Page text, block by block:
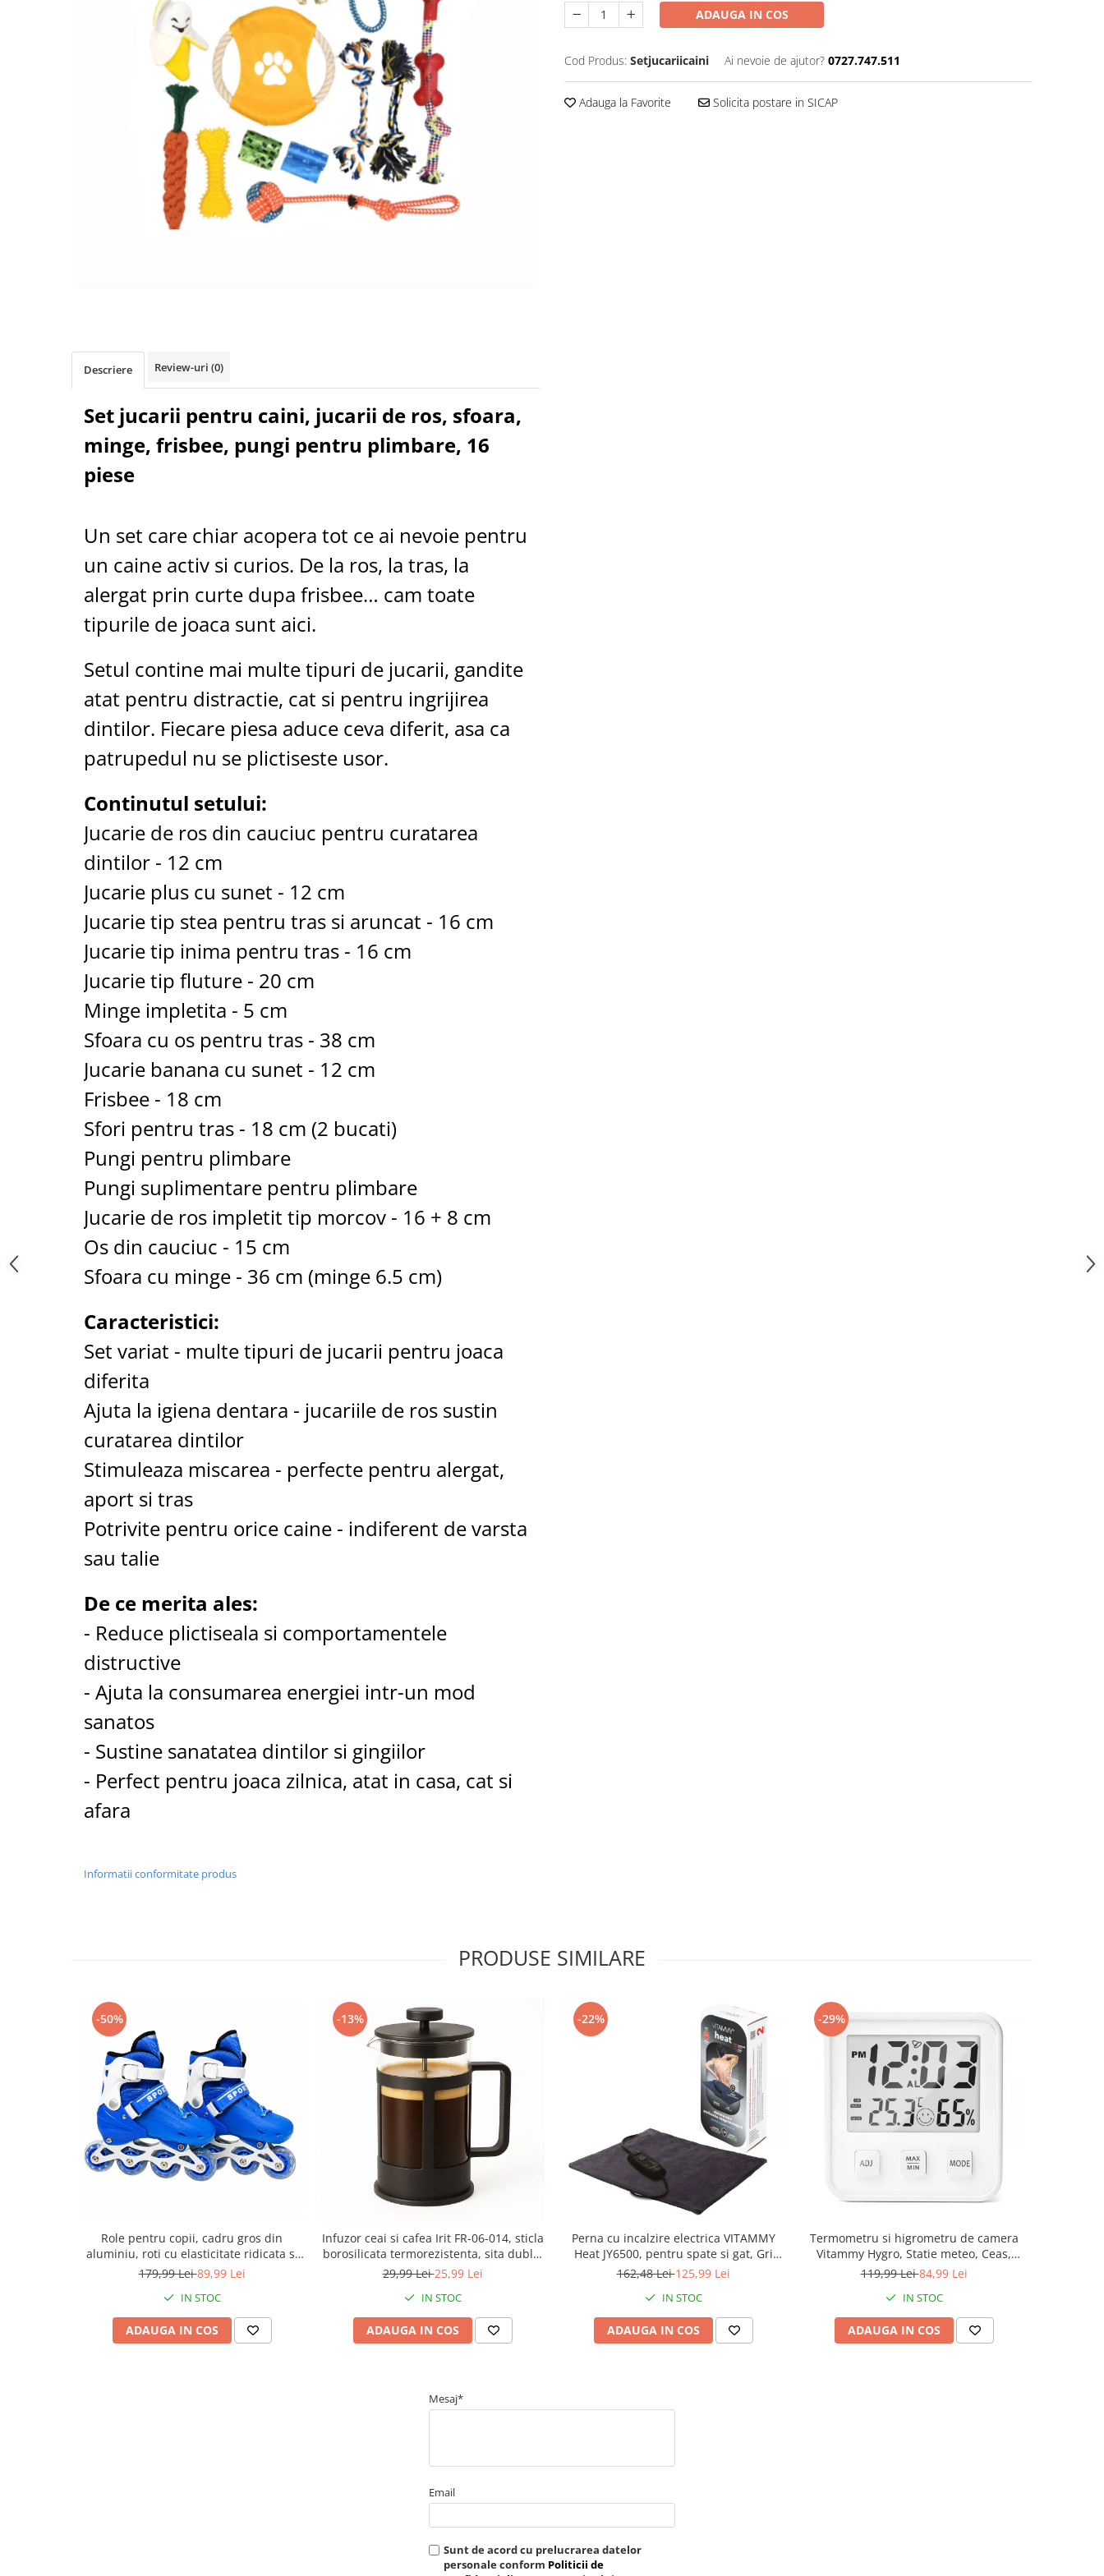
Ingrijire personala
Manichiura-pedichiura
Tratamente ingrjire corp
Igiena dentara
Irigatoare bucale
Ondulatoare si placi de par
Perii electrice
Articole ingrijire copii
Aspiratoare nazale
Pompe de san
Electrocasnice & climatizare
Incalzitoare corporale
Electrocasnice mici
Suplimente nutritive
Proteine si aminoacizi
Tablete energizante
Alte suplimente nutritive
Uniforme si saboti medicali
ADAUGA IN COS
Cod Produs: Setjucariicaini Ai nevoie de ajutor? 0727.747.511
Adauga la Favorite Solicita postare in SICAP
Descriere Review-uri (0)
Set jucarii pentru caini, jucarii de ros, sfoara,
minge, frisbee, pungi pentru plimbare, 16
piese
Un set care chiar acopera tot ce ai nevoie pentru
un caine activ si curios. De la ros, la tras, la
alergat prin curte dupa frisbee… cam toate
tipurile de joaca sunt aici.
Setul contine mai multe tipuri de jucarii, gandite
atat pentru distractie, cat si pentru ingrijirea
dintilor. Fiecare piesa aduce ceva diferit, asa ca
patrupedul nu se plictiseste usor.
Continutul setului:
Jucarie de ros din cauciuc pentru curatarea
dintilor - 12 cm
Jucarie plus cu sunet - 12 cm
Jucarie tip stea pentru tras si aruncat - 16 cm
Jucarie tip inima pentru tras - 16 cm
Jucarie tip fluture - 20 cm
Minge impletita - 5 cm
Sfoara cu os pentru tras - 38 cm
Jucarie banana cu sunet - 12 cm
Frisbee - 18 cm
Sfori pentru tras - 18 cm (2 bucati)
Pungi pentru plimbare
Pungi suplimentare pentru plimbare
Jucarie de ros impletit tip morcov - 16 + 8 cm
Os din cauciuc - 15 cm
Sfoara cu minge - 36 cm (minge 6.5 cm)
Caracteristici:
Set variat - multe tipuri de jucarii pentru joaca
diferita
Ajuta la igiena dentara - jucariile de ros sustin
curatarea dintilor
Stimuleaza miscarea - perfecte pentru alergat,
aport si tras
Potrivite pentru orice caine - indiferent de varsta
sau talie
De ce merita ales:
- Reduce plictiseala si comportamentele
distructive
- Ajuta la consumarea energiei intr-un mod
sanatos
- Sustine sanatatea dintilor si gingiilor
- Perfect pentru joaca zilnica, atat in casa, cat si
afara
Informatii conformitate produs
PRODUSE SIMILARE
-50%
Role pentru copii, cadru gros din
aluminiu, roti cu elasticitate ridicata si
rezistenta la uzura, marime reglabila
Albastru
179,99 Lei89,99 Lei
IN STOC
ADAUGA IN COS
-13%
Infuzor ceai si cafea Irit FR-06-014, sticla
borosilicata termorezistenta, sita dubla,
0.6 L, 9 x 16.8 cm
29,99 Lei25,99 Lei
IN STOC
ADAUGA IN COS
-22%
Perna cu incalzire electrica VITAMMY
Heat JY6500, pentru spate si gat, Gri
inchis
162,48 Lei125,99 Lei
IN STOC
ADAUGA IN COS
-29%
Termometru si higrometru de camera
Vitammy Hygro, Statie meteo, Ceas,
Alarma, Indicator confort, Alb
119,99 Lei84,99 Lei
IN STOC
ADAUGA IN COS
Mesaj*
Email
Sunt de acord cu prelucrarea datelor
personale conform Politicii de